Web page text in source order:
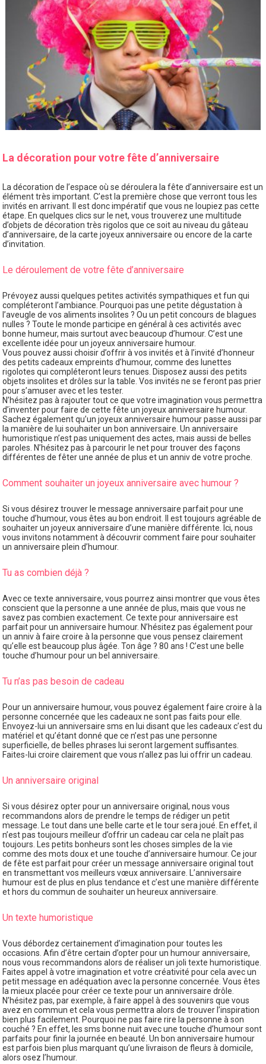
SOIRÉE
OCCASIONS
SPÉCIALES
DÉCO
TABLE
SALLE
CONTACT
La décoration pour votre fête d’anniversaire
La décoration de l’espace où se déroulera la fête d’anniversaire est un
élément très important. C’est la première chose que verront tous les
invités en arrivant. Il est donc impératif que vous ne loupiez pas cette
étape. En quelques clics sur le net, vous trouverez une multitude
d’objets de décoration très rigolos que ce soit au niveau du gâteau
d’anniversaire, de la carte joyeux anniversaire ou encore de la carte
d’invitation.
Le déroulement de votre fête d’anniversaire
Prévoyez aussi quelques petites activités sympathiques et fun qui
compléteront l’ambiance. Pourquoi pas une petite dégustation à
l’aveugle de vos aliments insolites ? Ou un petit concours de blagues
nulles ? Toute le monde participe en général à ces activités avec
bonne humeur, mais surtout avec beaucoup d’humour. C’est une
excellente idée pour un joyeux anniversaire humour.
Vous pouvez aussi choisir d’offrir à vos invités et à l’invité d’honneur
des petits cadeaux empreints d’humour, comme des lunettes
rigolotes qui compléteront leurs tenues. Disposez aussi des petits
objets insolites et drôles sur la table. Vos invités ne se feront pas prier
pour s’amuser avec et les tester.
N’hésitez pas à rajouter tout ce que votre imagination vous permettra
d’inventer pour faire de cette fête un joyeux anniversaire humour.
Sachez également qu’un joyeux anniversaire humour passe aussi par
la manière de lui souhaiter un bon anniversaire. Un anniversaire
humoristique n’est pas uniquement des actes, mais aussi de belles
paroles. N’hésitez pas à parcourir le net pour trouver des façons
différentes de fêter une année de plus et un anniv de votre proche.
Comment souhaiter un joyeux anniversaire avec humour ?
Si vous désirez trouver le message anniversaire parfait pour une
touche d’humour, vous êtes au bon endroit. Il est toujours agréable de
souhaiter un joyeux anniversaire d’une manière différente. Ici, nous
vous invitons notamment à découvrir comment faire pour souhaiter
un anniversaire plein d’humour.
Tu as combien déjà ?
Avec ce texte anniversaire, vous pourrez ainsi montrer que vous êtes
conscient que la personne a une année de plus, mais que vous ne
savez pas combien exactement. Ce texte pour anniversaire est
parfait pour un anniversaire humour. N’hésitez pas également pour
un anniv à faire croire à la personne que vous pensez clairement
qu’elle est beaucoup plus âgée. Ton âge ? 80 ans ! C’est une belle
touche d’humour pour un bel anniversaire.
Tu n’as pas besoin de cadeau
Pour un anniversaire humour, vous pouvez également faire croire à la
personne concernée que les cadeaux ne sont pas faits pour elle.
Envoyez-lui un anniversaire sms en lui disant que les cadeaux c’est du
matériel et qu’étant donné que ce n’est pas une personne
superficielle, de belles phrases lui seront largement suffisantes.
Faites-lui croire clairement que vous n’allez pas lui offrir un cadeau.
Un anniversaire original
Si vous désirez opter pour un anniversaire original, nous vous
recommandons alors de prendre le temps de rédiger un petit
message. Le tout dans une belle carte et le tour sera joué. En effet, il
n’est pas toujours meilleur d’offrir un cadeau car cela ne plaît pas
toujours. Les petits bonheurs sont les choses simples de la vie
comme des mots doux et une touche d’anniversaire humour. Ce jour
de fête est parfait pour créer un message anniversaire original tout
en transmettant vos meilleurs vœux anniversaire. L’anniversaire
humour est de plus en plus tendance et c’est une manière différente
et hors du commun de souhaiter un heureux anniversaire.
Un texte humoristique
Vous débordez certainement d’imagination pour toutes les
occasions. Afin d’être certain d’opter pour un humour anniversaire,
nous vous recommandons alors de réaliser un joli texte humoristique.
Faites appel à votre imagination et votre créativité pour cela avec un
petit message en adéquation avec la personne concernée. Vous êtes
la mieux placée pour créer ce texte pour un anniversaire drôle.
N’hésitez pas, par exemple, à faire appel à des souvenirs que vous
avez en commun et cela vous permettra alors de trouver l’inspiration
bien plus facilement. Pourquoi ne pas faire rire la personne à son
couché ? En effet, les sms bonne nuit avec une touche d’humour sont
parfaits pour finir la journée en beauté. Un bon anniversaire humour
est parfois bien plus marquant qu’une livraison de fleurs à domicile,
alors osez l’humour.